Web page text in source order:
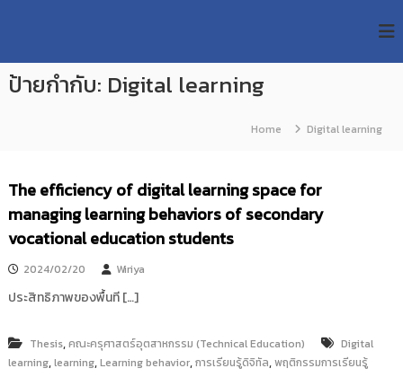
p
U
T
s
e
a
r
c
R
p
o
วิ
ท
ท
โ
น
ล
ร
ม
ง
ป้ายกำกับ: Digital learning
Home Digital learning
The efficiency of digital learning space for
managing learning behaviors of secondary
vocational education students
2024/02/20 Wiriya
ประสิทธิภาพของพื้นที […]
Thesis,คณะครุศาสตร์อุตสาหกรรม (Technical Education)
Digital
learning,learning,Learning behavior,การเรียนรู้ดิจิทัล,พฤติกรรมการเรียนรู้